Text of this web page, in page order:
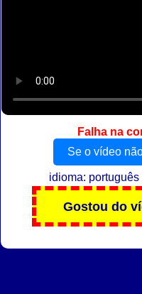
Falha na
Se o vídeo
idioma: